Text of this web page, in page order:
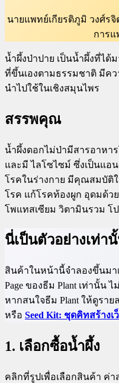
นายแพทย์เกียรติภูมิ วงศ์ร
การแ
น้ำผึ้งป่าปาย เป็นน้ำผึ้งที่ได้
ที่ขึ้นเองตามธรรมชาติ มีค
นำไปใช้ในเชิงสมุนไพร
สรรพคุณ
น้ำผึ้งดอกไม่ป่ามีสารอาหา
และมี ไลโซไซม์ ซึ่งเป็นแอ
โรคในร่างกาย มีคุณสมบัติ
โรค แก้โรคท้องผูก อุดมด้ว
โพแทสเซียม วิตามินรวม โ
นี่เป็นตัวอย่างเท่า
สินค้าในหน้านี้จำลองขึ้นมา
Page ของธีม Plant เท่านั้น
หากสนใจธีม Plant ให้ดูราย
หรือ Seed Kit: ชุดคิทสร้างเ
1. เลือกซื้อน้ำผึ้ง
คลิกที่รูปเพื่อเลือกสินค้า ค่า